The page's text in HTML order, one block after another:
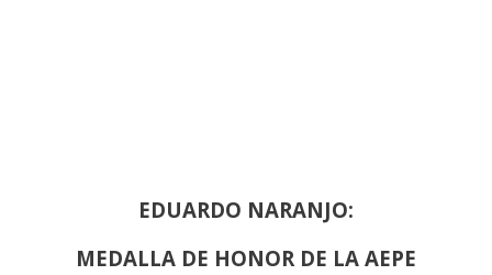
EDUARDO NARANJO:
MEDALLA DE HONOR DE LA AEPE